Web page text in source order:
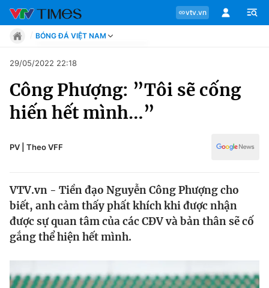
vtv.vn
Chuyên mục
Tin tức
Move
Phong cách
Chân dung
Sự kiện
BÓNG ĐÁ VIỆT NAM
Move
Phong cách
Chân dung
Sự kiện
Thể thao điện tử
Bên lề
29/05/2022 22:18
Công Phượng: ”Tôi sẽ cống
hiến hết mình…”
PV | Theo VFF
VTV.vn - Tiền đạo Nguyễn Công Phượng cho
biết, anh cảm thấy phất khích khi được nhận
được sự quan tâm của các CĐV và bản thân sẽ cố
gắng thể hiện hết mình.